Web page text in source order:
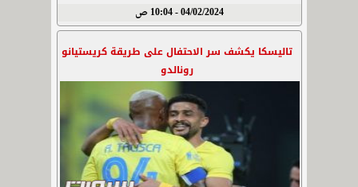
04/02/2024 - 10:04 ص
تاليسكا يكشف سر الاحتفال على طريقة كريستيانو
رونالدو